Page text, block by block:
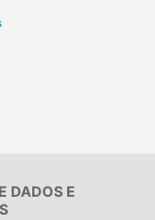
DADOS E